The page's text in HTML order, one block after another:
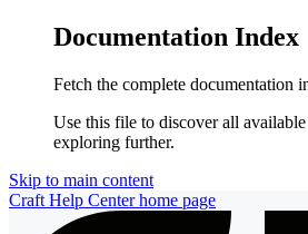
Documentation Index
Fetch the complete documentation
Use this file to discover all available
exploring further.
Skip to main content
Craft Help Centerhome page